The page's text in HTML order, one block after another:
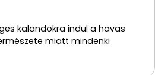
kalandokra indul a havas
miatt mindenki